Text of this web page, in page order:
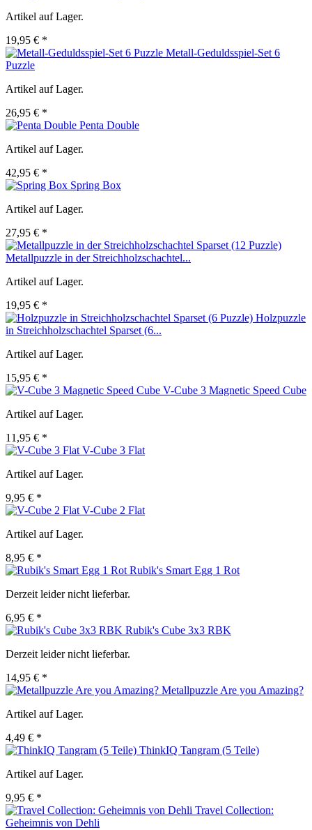
Artikel auf Lager.
19,95 € *
Metall-Geduldsspiel-Set 6
Puzzle
Artikel auf Lager.
26,95 € *
Penta Double
Artikel auf Lager.
42,95 € *
Spring Box
Artikel auf Lager.
27,95 € *
Metallpuzzle in der Streichholzschachtel...
Artikel auf Lager.
19,95 € *
Holzpuzzle
in Streichholzschachtel Sparset (6...
Artikel auf Lager.
15,95 € *
V-Cube 3 Magnetic Speed Cube
Artikel auf Lager.
11,95 € *
V-Cube 3 Flat
Artikel auf Lager.
9,95 € *
V-Cube 2 Flat
Artikel auf Lager.
8,95 € *
Rubik's Smart Egg 1 Rot
Derzeit leider nicht lieferbar.
6,95 € *
Rubik's Cube 3x3 RBK
Derzeit leider nicht lieferbar.
14,95 € *
Metallpuzzle Are you Amazing?
Artikel auf Lager.
4,49 € *
ThinkIQ Tangram (5 Teile)
Artikel auf Lager.
9,95 € *
Travel Collection:
Geheimnis von Dehli